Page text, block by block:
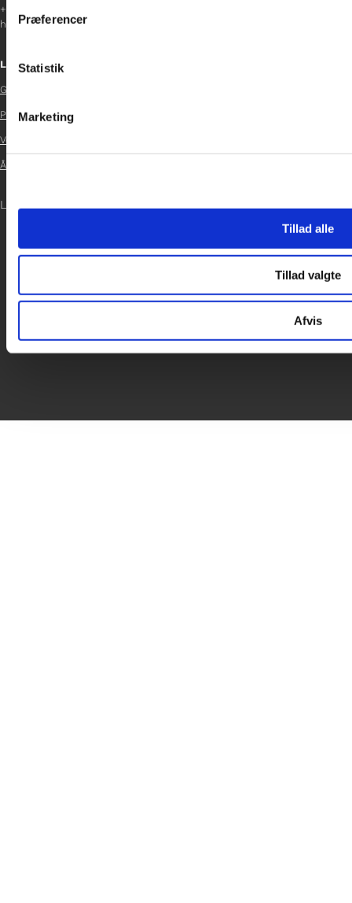
data med andre oplysninger, du har givet dem, eller som de
Præferencer
Statistik
Marketing
Tillad alle
Tillad valgte
Afvis
+45 29 37 32 41
helene.t@gladfonden.dk
Links
Glad Fonden
Persondatapolitik
Vedtægter
Årsrapport 2024
LOG IND
